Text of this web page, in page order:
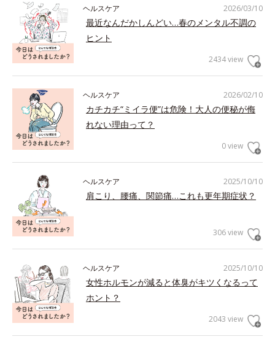
2026/03/10
ヘルスケア
最近なんだかしんどい…春のメンタル不調の
ヒント
2434 view
2026/02/10
ヘルスケア
カチカチ“ミイラ便”は危険！大人の便秘が侮
れない理由って？
0 view
2025/10/10
ヘルスケア
肩こり、腰痛、関節痛…これも更年期症状？
306 view
2025/10/10
ヘルスケア
女性ホルモンが減ると体臭がキツくなるって
ホント？
2043 view